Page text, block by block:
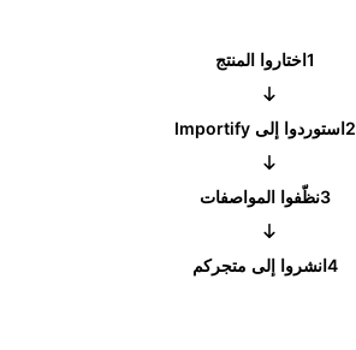
1اختاروا المنتج
2استوردوا إلى Importify
3نظّفوا المواصفات
4انشروا إلى متجركم